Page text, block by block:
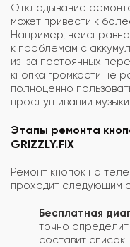
Откладывание
может привести к
Например,
к проблемам с
из-за постоянных
кнопка громкости не
полноценно
прослушивании
Этапы ремонта
GRIZZLY.FIX
Ремонт кнопок на
проходит следующим
Бесплатная
точно
составит